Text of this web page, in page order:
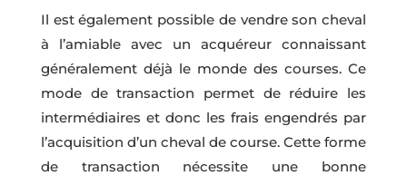
Il est également possible de vendre son cheval
à l’amiable avec un acquéreur connaissant
généralement déjà le monde des courses. Ce
mode de transaction permet de réduire les
intermédiaires et donc les frais engendrés par
l’acquisition d’un cheval de course. Cette forme
de transaction nécessite une bonne